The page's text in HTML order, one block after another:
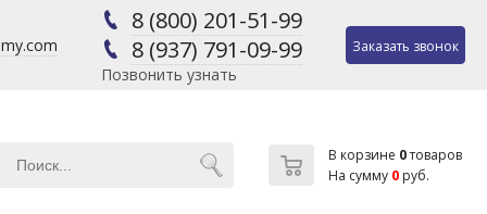
8 (800) 201-51-99
8 (937) 791-09-99
Позвонить узнать
Заказать звонок
В корзине 0товаров
На сумму 0 руб.